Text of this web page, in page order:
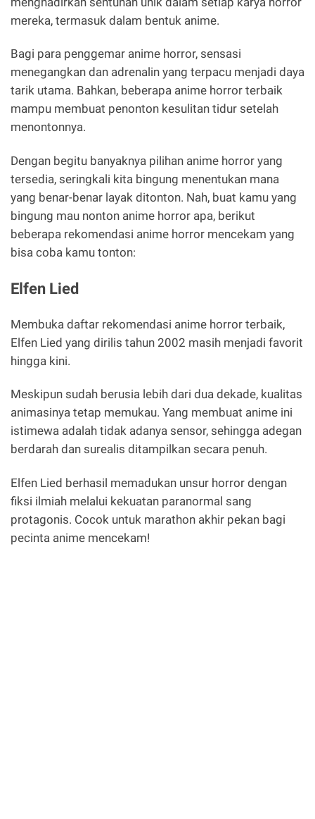
mereka, termasuk dalam bentuk anime.
Bagi para penggemar anime horror, sensasi
menegangkan dan adrenalin yang terpacu menjadi daya
tarik utama. Bahkan, beberapa anime horror terbaik
mampu membuat penonton kesulitan tidur setelah
menontonnya.
Dengan begitu banyaknya pilihan anime horror yang
tersedia, seringkali kita bingung menentukan mana
yang benar-benar layak ditonton. Nah, buat kamu yang
bingung mau nonton anime horror apa, berikut
beberapa rekomendasi anime horror mencekam yang
bisa coba kamu tonton:
Elfen Lied
Membuka daftar rekomendasi anime horror terbaik,
Elfen Lied yang dirilis tahun 2002 masih menjadi favorit
hingga kini.
Meskipun sudah berusia lebih dari dua dekade, kualitas
animasinya tetap memukau. Yang membuat anime ini
istimewa adalah tidak adanya sensor, sehingga adegan
berdarah dan surealis ditampilkan secara penuh.
Elfen Lied berhasil memadukan unsur horror dengan
fiksi ilmiah melalui kekuatan paranormal sang
protagonis. Cocok untuk marathon akhir pekan bagi
pecinta anime mencekam!